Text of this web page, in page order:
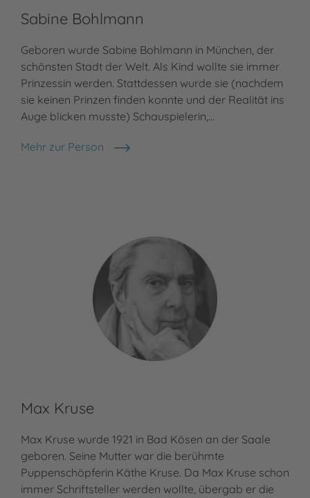
Sabine Bohlmann
Geboren wurde Sabine Bohlmann in München, der
schönsten Stadt der Welt. Als Kind wollte sie immer
Prinzessin werden. Stattdessen wurde sie (nachdem
sie keinen Prinzen finden konnte und der Realität ins
Auge blicken musste) Schauspielerin,…
Mehr zur Person
Sabine Bohlmann
Max Kruse
Max Kruse wurde 1921 in Bad Kösen an der Saale
geboren. Seine Mutter war die berühmte
Puppenschöpferin Käthe Kruse. Da Max Kruse schon
immer Schriftsteller werden wollte, übergab er die